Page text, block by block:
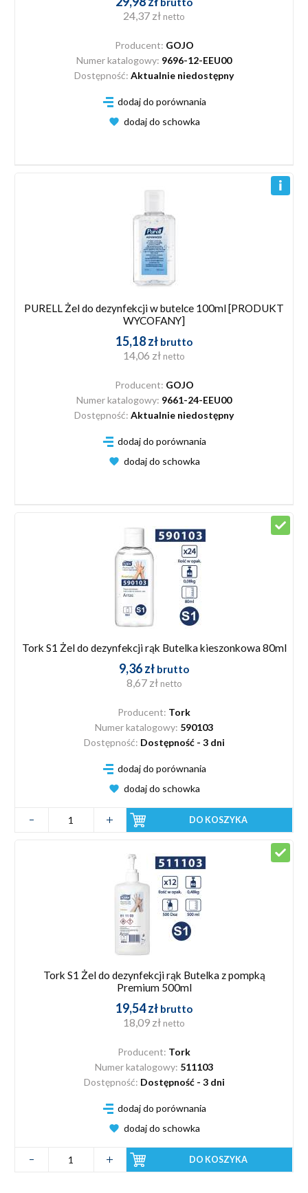
24,37 zł netto
Producent: GOJO
Numer katalogowy: 9696-12-EEU00
Dostępność: Aktualnie niedostępny
dodaj do porównania
dodaj do schowka
PURELL Żel do dezynfekcji w butelce 100ml [PRODUKT
WYCOFANY]
15,18 zł brutto
14,06 zł netto
Producent: GOJO
Numer katalogowy: 9661-24-EEU00
Dostępność: Aktualnie niedostępny
dodaj do porównania
dodaj do schowka
Tork S1 Żel do dezynfekcji rąk Butelka kieszonkowa 80ml
9,36 zł brutto
8,67 zł netto
Producent: Tork
Numer katalogowy: 590103
Dostępność: Dostępność - 3 dni
dodaj do porównania
dodaj do schowka
DO KOSZYKA
Tork S1 Żel do dezynfekcji rąk Butelka z pompką
Premium 500ml
19,54 zł brutto
18,09 zł netto
Producent: Tork
Numer katalogowy: 511103
Dostępność: Dostępność - 3 dni
dodaj do porównania
dodaj do schowka
DO KOSZYKA